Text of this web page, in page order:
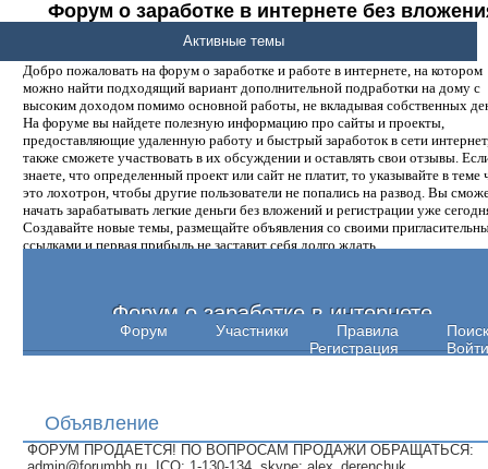
Форум о заработке в интернете без
денег.
Добро пожаловать на форум о заработке и работе в интернете, на котором
можно найти подходящий вариант дополнительной подработки на дому с
высоким доходом помимо основной работы, не вкладывая собственных
На форуме вы найдете полезную информацию про сайты и проекты,
предоставляющие удаленную работу и быстрый заработок в сети
также сможете участвовать в их обсуждении и оставлять свои отзывы.
знаете, что определенный проект или сайт не платит, то указывайте в теме
это лохотрон, чтобы другие пользователи не попались на развод. Вы
начать зарабатывать легкие деньги без вложений и регистрации уже
Создавайте новые темы, размещайте объявления со своими
ссылками и первая прибыль не заставит себя долго ждать.
Форум о заработке в интернете
Форум Участники Правила
Поиск
Регистрация
Войти
Активные темы
Объявление
ФОРУМ ПРОДАЕТСЯ! ПО ВОПРОСАМ ПРОДАЖИ ОБРАЩАТЬСЯ: